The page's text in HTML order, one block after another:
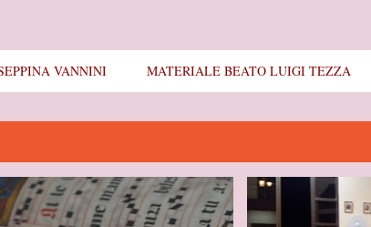
VANNINI MATERIALE BEATO LUIGI TEZZA
#DIOCESI DI ROMA #CAMAGÜEY #CUBA